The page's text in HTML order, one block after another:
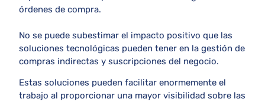
órdenes de compra.
No se puede subestimar el impacto positivo que las
soluciones tecnológicas pueden tener en la gestión de
compras indirectas y suscripciones del negocio.
Estas soluciones pueden facilitar enormemente el
trabajo al proporcionar una mayor visibilidad sobre las